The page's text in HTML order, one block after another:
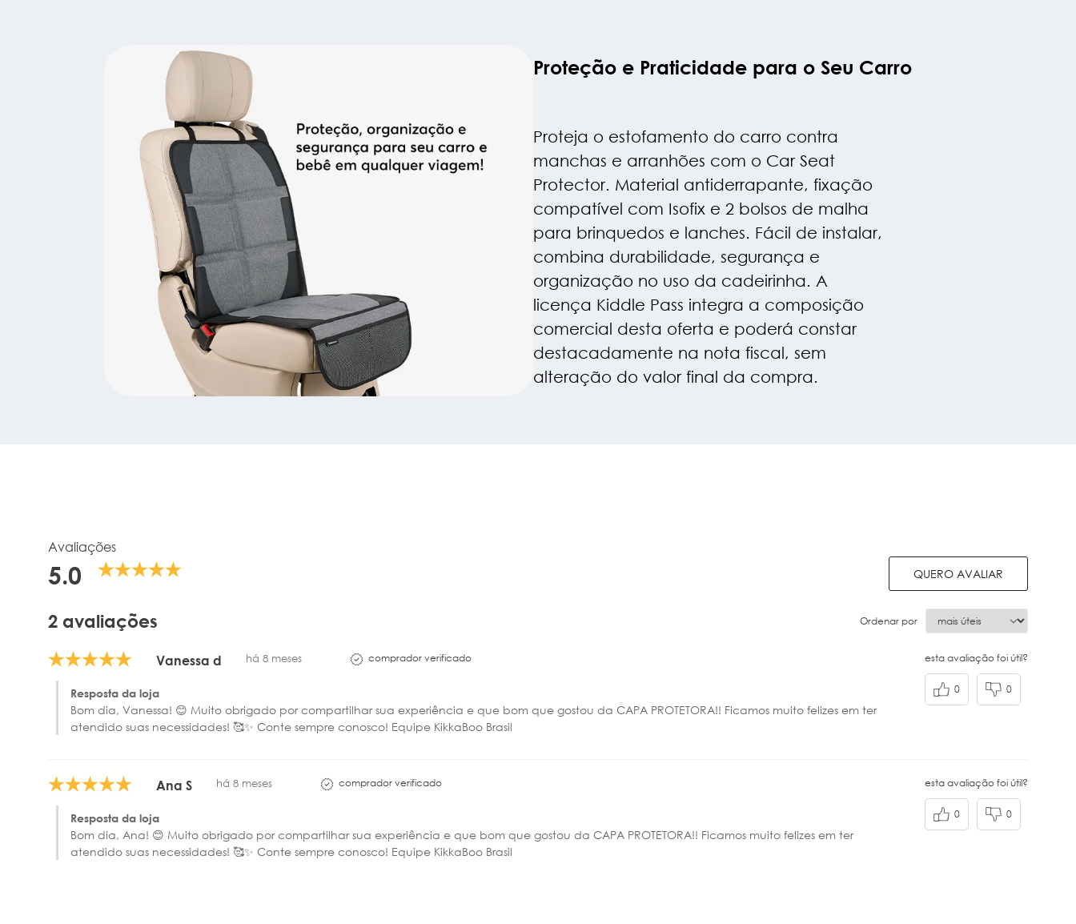
Proteção e Praticidade para o Seu Carro
Proteja o estofamento do carro contra
manchas e arranhões com o Car Seat
Protector. Material antiderrapante, fixação
compatível com Isofix e 2 bolsos de malha
para brinquedos e lanches. Fácil de instalar,
combina durabilidade, segurança e
organização no uso da cadeirinha. A
licença Kiddle Pass integra a composição
comercial desta oferta e poderá constar
destacadamente na nota fiscal, sem
alteração do valor final da compra.
Avaliações
5.0 QUERO AVALIAR
2 avaliações Ordenar por
Vanessa d há 8 meses comprador verificado
Resposta da loja
Bom dia, Vanessa! 😊 Muito obrigado por compartilhar sua experiência e que bom que gostou da CAPA PROTETORA!! Ficamos muito felizes em ter
atendido suas necessidades! 🥰✨ Conte sempre conosco! Equipe KikkaBoo Brasil
esta avaliação foi útil?
0 0
Ana S há 8 meses comprador verificado
Resposta da loja
Bom dia, Ana! 😊 Muito obrigado por compartilhar sua experiência e que bom que gostou da CAPA PROTETORA!! Ficamos muito felizes em ter
atendido suas necessidades! 🥰✨ Conte sempre conosco! Equipe KikkaBoo Brasil
esta avaliação foi útil?
0 0